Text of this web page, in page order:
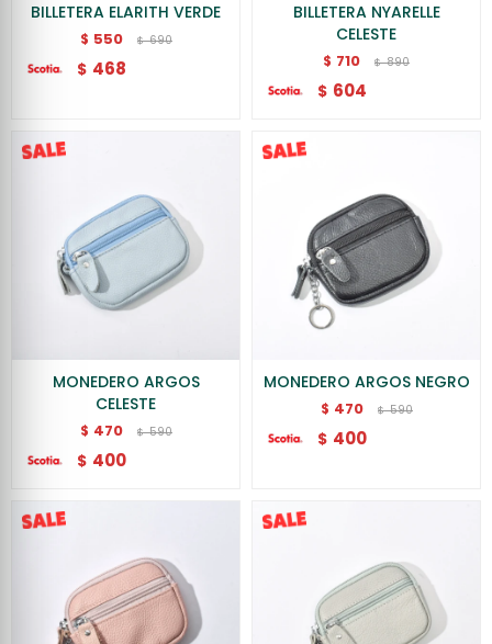
BILLETERA ELARITH VERDE
$ 550 $ 690
$ 468
BILLETERA NYARELLE
CELESTE
$ 710 $ 890
$ 604
MONEDERO ARGOS
CELESTE
$ 470 $ 590
$ 400
MONEDERO ARGOS NEGRO
$ 470 $ 590
$ 400